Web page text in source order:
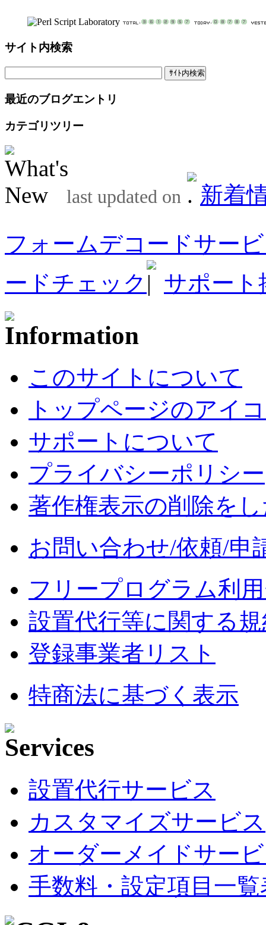
サイト内検索
最近のブログエントリ
カテゴリツリー
last updated on
新着
フォームデコードサー
ードチェック
サポート
このサイトについて
トップページのアイ
サポートについて
プライバシーポリシー
著作権表示の削除を
お問い合わせ/依頼/申
フリープログラム利
設置代行等に関する
登録事業者リスト
特商法に基づく表示
設置代行サービス
カスタマイズサービス
オーダーメイドサー
手数料・設定項目一覧